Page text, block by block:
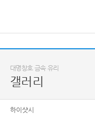
대명창호 금속 유리
갤러리
하이샷시